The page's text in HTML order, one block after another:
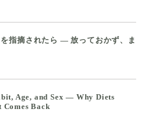
指摘されたら ― 放っておかず、ま
Age, and Sex — Why Diets
Comes Back